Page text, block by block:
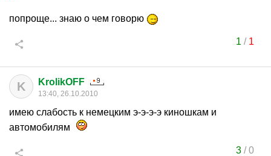
попроще... знаю о чем говорю
1 / 1
K KrolikOFF
13:40, 26.10.2010
имею слабость к немецким э-э-э-э киношкам и
автомобилям
3/0